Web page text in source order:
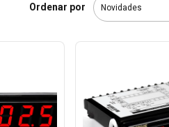
Ordenar por